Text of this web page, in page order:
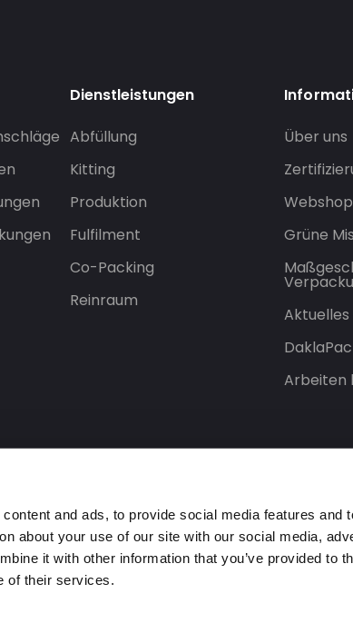
and ads, to provide social media features and
about your use of our site with our social media,
it with other information that you’ve provided to
of their services.
Dienstleistungen
Abfüllung
Kitting
Produktion
Fulfilment
Co-Packing
Reinraum
Über uns
Webshop
Grüne
Arbeiten